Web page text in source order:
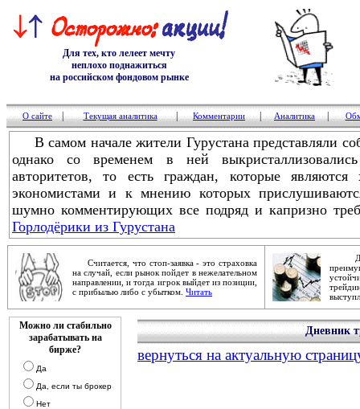
Для тех, кто лелеет мечту
неплохо поднажиться
на российском фондовом рынке
О сайте Текущая аналитика Комментарии Аналитика
В самом начале жители Гурустана представляли
однако со временем в ней
авторитетов, то есть граждан, которые являются
экономистами и к мнению которых
шумно комментирующих все подряд и капризно
Горлодёрики из Гурустана
Считается, что стоп-заявка - это страховка
на случай, если рынок пойдет в нежелательном
направлении, и тогда игрок выйдет из позиции,
с прибылью либо с убытком. Читать
Можно ли стабильно
зарабатывать на
бирже?
Да
Да, если ты брокер
Нет
Дневник
вернуться на актуальную